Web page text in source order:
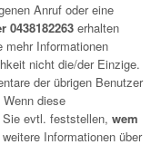
Anruf oder eine
0438182263 erhalten
mehr Informationen
nicht die/der Einzige.
der übrigen Benutzer
diese
evtl. feststellen, wem
Informationen über